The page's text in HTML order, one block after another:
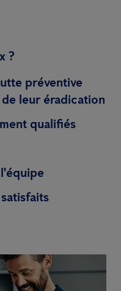
?
préventive
leur éradication
qualifiés